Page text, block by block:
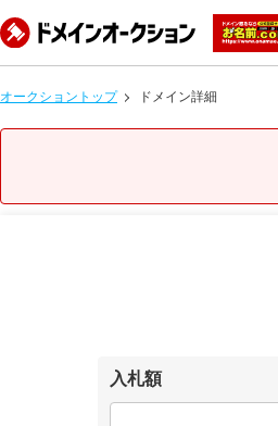
オークショントップ ドメイン詳細
入札額